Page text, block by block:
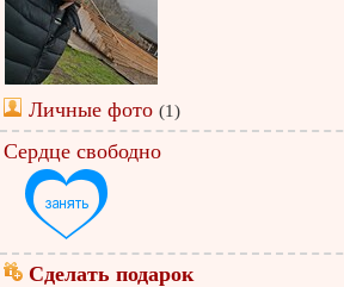
Личные фото (1)
Сердце свободно
Сделать подарок